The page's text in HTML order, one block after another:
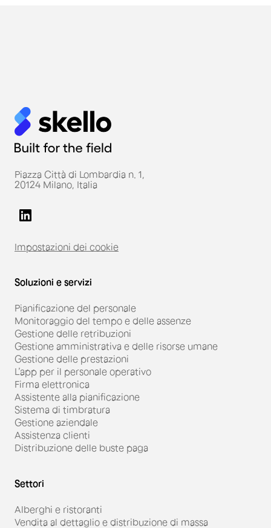
Piazza Città di Lombardia n. 1,
20124 Milano, Italia
Impostazioni dei cookie
Soluzioni e servizi
Pianificazione del personale
Monitoraggio del tempo e delle assenze
Gestione delle retribuzioni
Gestione amministrativa e delle risorse umane
Gestione delle prestazioni
L’app per il personale operativo
Firma elettronica
Assistente alla pianificazione
Sistema di timbratura
Gestione aziendale
Assistenza clienti
Distribuzione delle buste paga
Settori
Alberghi e ristoranti
Vendita al dettaglio e distribuzione di massa